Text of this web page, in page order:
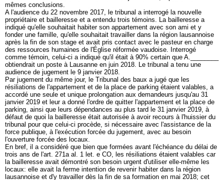
mêmes conclusions.
A l'audience du 22 novembre 2017, le tribunal a interrogé la nouvelle
propriétaire et bailleresse et a entendu trois témoins. La bailleresse a
indiqué qu'elle souhaitait habiter son appartement avec son ami et y
fonder une famille, qu'elle souhaitait travailler dans la région lausannoise
après la fin de son stage et avait pris contact avec le pasteur en charge
des ressources humaines de l'Église réformée vaudoise. Interrogé
comme témoin, celui-ci a indiqué qu'il était à 90% certain que A.________
obtiendrait un poste à Lausanne en juin 2018. Le tribunal a tenu une
audience de jugement le 9 janvier 2018.
Par jugement du même jour, le Tribunal des baux a jugé que les
résiliations de l'appartement et de la place de parking étaient valables, a
accordé une seule et unique prolongation aux demandeurs jusqu'au 31
janvier 2019 et leur a donné l'ordre de quitter l'appartement et la place de
parking, ainsi que leurs dépendances au plus tard le 31 janvier 2019, à
défaut de quoi la bailleresse était autorisée à avoir recours à l'huissier du
tribunal pour que celui-ci procède, si nécessaire avec l'assistance de la
force publique, à l'exécution forcée du jugement, avec au besoin
l'ouverture forcée des locaux.
En bref, il a considéré que bien que formées avant l'échéance du délai de
trois ans de l'art. 271a al. 1 let. e CO, les résiliations étaient valables car
la bailleresse avait démontré son besoin urgent d'utiliser elle-même les
locaux: elle avait la ferme intention de revenir habiter dans la région
lausannoise et d'y travailler dès la fin de sa formation en mai 2018; cet